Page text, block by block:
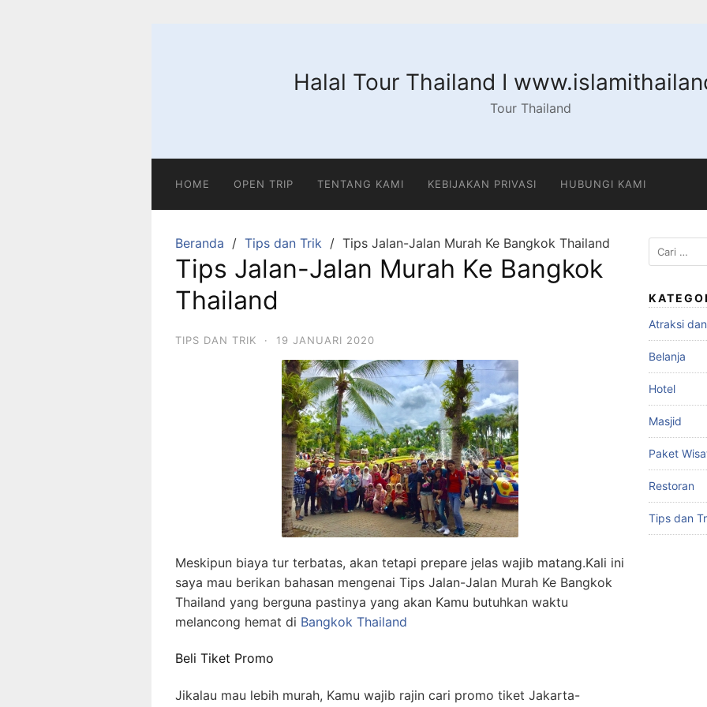
Halal Tour Thailand I
Tour Thailand
HOME OPEN TRIP TENTANG KAMI KEBIJAKAN PRIVASI HUBUNGI KAMI
Beranda Tips dan Trik Tips Jalan-Jalan Murah Ke Bangkok Thailand
Tips Jalan-Jalan Murah Ke Bangkok
Thailand
TIPS DAN TRIK · 19 JANUARI 2020
Meskipun biaya tur terbatas, akan tetapi prepare jelas wajib matang.Kali ini
saya mau berikan bahasan mengenai Tips Jalan-Jalan Murah Ke Bangkok
Thailand yang berguna pastinya yang akan Kamu butuhkan waktu
melancong hemat di Bangkok Thailand
Beli Tiket Promo
Jikalau mau lebih murah, Kamu wajib rajin cari promo tiket Jakarta-
Cari
untuk:
Atraksi
Belanja
Hotel
Masjid
Paket
Restoran
Tips dan